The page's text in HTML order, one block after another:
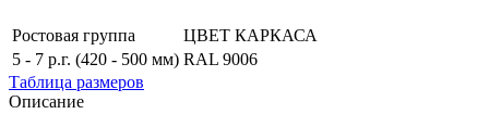
Ростовая группа
ЦВЕТ КАРКАСА
5 - 7 р.г. (420 - 500 мм) RAL 9006
Таблица размеров
Описание